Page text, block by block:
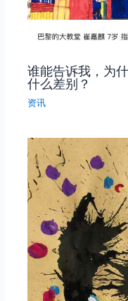
谁能告诉我，为
什么差别？
资讯